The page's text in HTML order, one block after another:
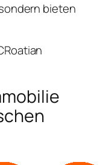
bieten